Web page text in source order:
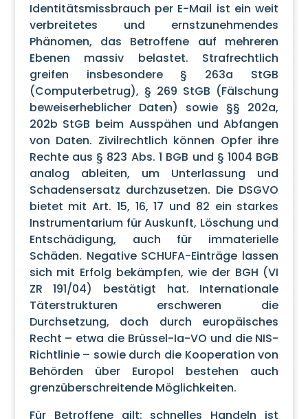
Identitätsmissbrauch per E-Mail ist ein weit
verbreitetes und ernstzunehmendes
Phänomen, das Betroffene auf mehreren
Ebenen massiv belastet. Strafrechtlich
greifen insbesondere § 263a StGB
(Computerbetrug), § 269 StGB (Fälschung
beweiserheblicher Daten) sowie §§ 202a,
202b StGB beim Ausspähen und Abfangen
von Daten. Zivilrechtlich können Opfer ihre
Rechte aus § 823 Abs. 1 BGB und § 1004 BGB
analog ableiten, um Unterlassung und
Schadensersatz durchzusetzen. Die DSGVO
bietet mit Art. 15, 16, 17 und 82 ein starkes
Instrumentarium für Auskunft, Löschung und
Entschädigung, auch für immaterielle
Schäden. Negative SCHUFA-Einträge lassen
sich mit Erfolg bekämpfen, wie der BGH (VI
ZR 191/04) bestätigt hat. Internationale
Täterstrukturen erschweren die
Durchsetzung, doch durch europäisches
Recht – etwa die Brüssel-Ia-VO und die NIS-
Richtlinie – sowie durch die Kooperation von
Behörden über Europol bestehen auch
grenzüberschreitende Möglichkeiten.
Für Betroffene gilt: schnelles Handeln ist